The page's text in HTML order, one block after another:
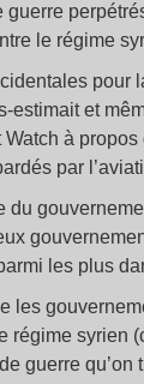
guerre
le régime
pour
estimait et
à
par
du
les plus
les
régime syrien
guerre qu’on